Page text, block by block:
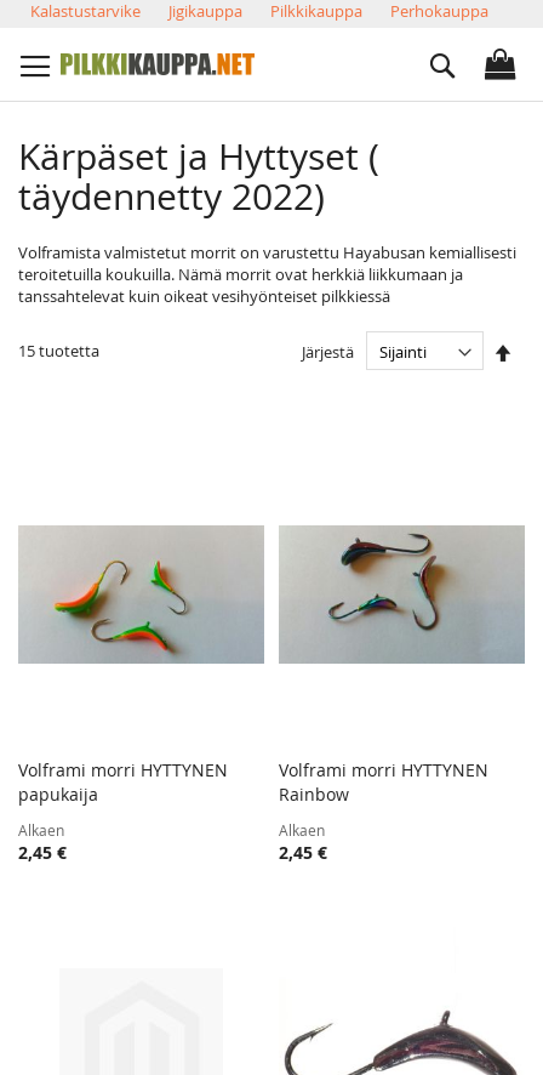
Skip
Content
Kalastustarvike Jigikauppa Pilkkikauppa
Perhokauppa
Search
Kärpäset ja Hyttyset (
täydennetty 2022)
Volframista valmistetut morrit on varustettu Hayabusan kemiallisesti
teroitetuilla koukuilla. Nämä morrit ovat herkkiä liikkumaan ja
tanssahtelevat kuin oikeat vesihyönteiset pilkkiessä
15tuotetta Järjestä
Lisää ostoskoriin
TOIVELISTA
VERTAILUUN
Volframi morri HYTTYNEN
papukaija
Alkaen
2,45 €
Lisää ostoskoriin
Volframi morri HYTTYNEN
Rainbow
Alkaen
2,45 €